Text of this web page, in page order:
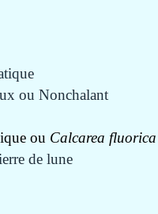
ou Nonchalant
ou Calcarea fluorica
de lune